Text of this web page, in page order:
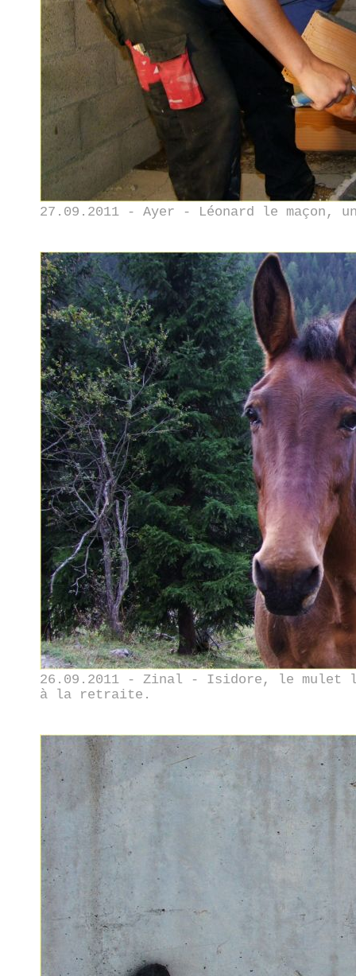
27.09.2011 - Ayer - Léonard le
26.09.2011 - Zinal - Isidore, le mulet
à la retraite.